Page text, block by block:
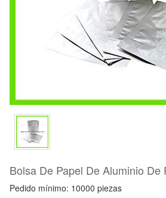
Bolsa De Papel De Aluminio De
Pedido mínimo: 10000 piezas